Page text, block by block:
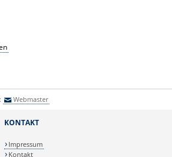
Webmaster
KONTAKT
Impressum
Kontakt